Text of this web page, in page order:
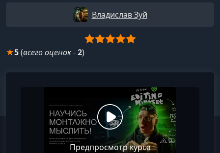
Владислав Зуй
★5(всего оценок-2)
Предпросмотр курса